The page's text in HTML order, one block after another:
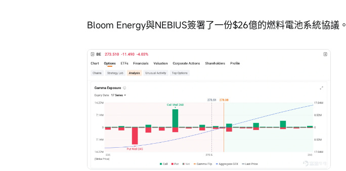
Bloom Energy與NEBIUS簽署了一份$26億的燃料電池系統協議。